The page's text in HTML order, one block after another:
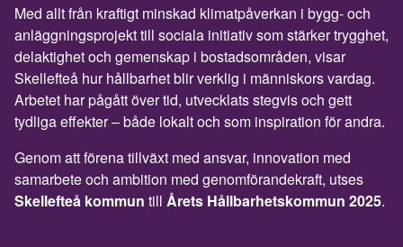
Med allt från kraftigt minskad klimatpåverkan i bygg- och
anläggningsprojekt till sociala initiativ som stärker trygghet,
delaktighet och gemenskap i bostadsområden, visar
Skellefteå hur hållbarhet blir verklig i människors vardag.
Arbetet har pågått över tid, utvecklats stegvis och gett
tydliga effekter – både lokalt och som inspiration för andra.
Genom att förena tillväxt med ansvar, innovation med
samarbete och ambition med genomförandekraft, utses
Skellefteå kommun till Årets Hållbarhetskommun 2025.